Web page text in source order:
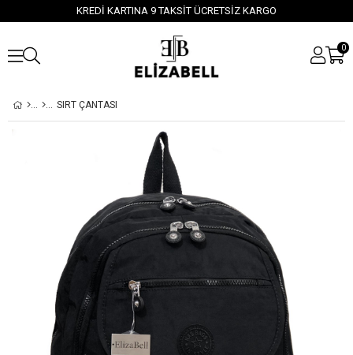
KREDİ KARTINA 9 TAKSİT ÜCRETSİZ KARGO
0
SIRT ÇANTASI